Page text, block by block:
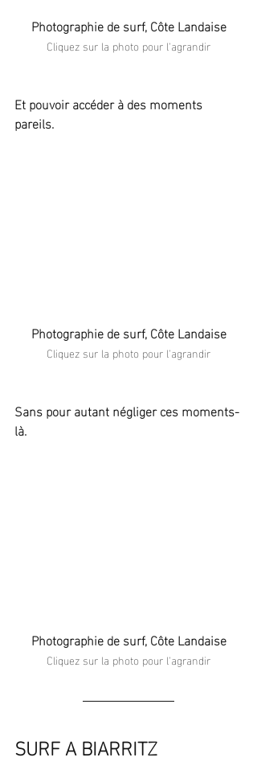
Photographie de surf, Côte Landaise
Cliquez sur la photo pour l'agrandir
Et pouvoir accéder à des moments
pareils.
Photographie de surf, Côte Landaise
Cliquez sur la photo pour l'agrandir
Sans pour autant négliger ces moments-
là.
Photographie de surf, Côte Landaise
Cliquez sur la photo pour l'agrandir
SURF A BIARRITZ